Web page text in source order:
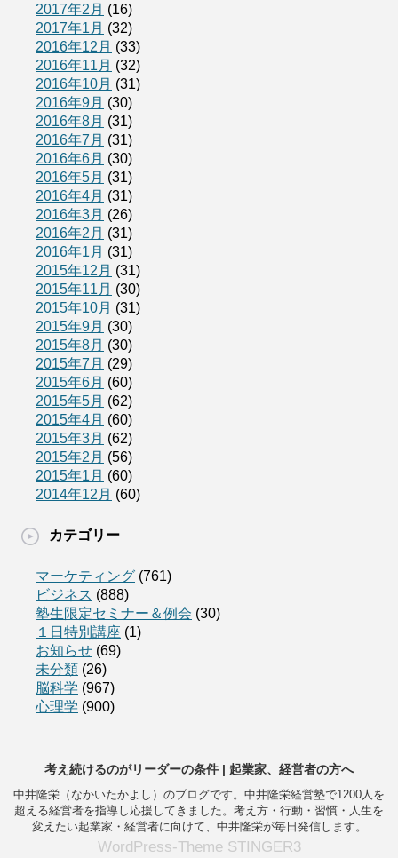
2017年2月 (16)
2017年1月 (32)
2016年12月 (33)
2016年11月 (32)
2016年10月 (31)
2016年9月 (30)
2016年8月 (31)
2016年7月 (31)
2016年6月 (30)
2016年5月 (31)
2016年4月 (31)
2016年3月 (26)
2016年2月 (31)
2016年1月 (31)
2015年12月 (31)
2015年11月 (30)
2015年10月 (31)
2015年9月 (30)
2015年8月 (30)
2015年7月 (29)
2015年6月 (60)
2015年5月 (62)
2015年4月 (60)
2015年3月 (62)
2015年2月 (56)
2015年1月 (60)
2014年12月 (60)
カテゴリー
マーケティング (761)
ビジネス (888)
塾生限定セミナー＆例会 (30)
１日特別講座 (1)
お知らせ (69)
未分類 (26)
脳科学 (967)
心理学 (900)
考え続けるのがリーダーの条件 | 起業家、経営者の方へ
中井隆栄（なかいたかよし）のブログです。中井隆栄経営塾で1200人を
超える経営者を指導し応援してきました。考え方・行動・習慣・人生を
変えたい起業家・経営者に向けて、中井隆栄が毎日発信します。
WordPress-Theme STINGER3